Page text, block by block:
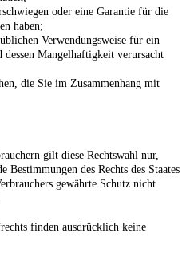
oder eine Garantie für die
haben;
Verwendungsweise für ein
Mangelhaftigkeit verursacht
die Sie im Zusammenhang mit
gilt diese Rechtswahl nur,
des Rechts des Staates
gewährte Schutz nicht
finden ausdrücklich keine